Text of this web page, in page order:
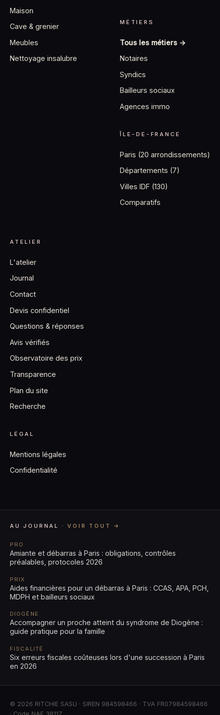
Maison
Cave & grenier
Meubles
Nettoyage insalubre
MÉTIERS
Tous les métiers →
Notaires
Syndics
Bailleurs sociaux
Agences immo
ÎLE-DE-FRANCE
Paris (20 arrondissements)
Départements (7)
Villes IDF (130)
Comparatifs
ATELIER
L'atelier
Journal
Contact
Devis confidentiel
Questions & réponses
Avis vérifiés
Observatoire des prix
Transparence
Plan du site
Recherche
LÉGAL
Mentions légales
Confidentialité
AU JOURNAL ·VOIR TOUT →
PRO
Amiante et débarras à Paris : obligations, contrôles
préalables, protocoles 2026
PRIX
Aides financières pour un débarras à Paris : CCAS, APA, PCH,
MDPH et bailleurs sociaux
DIOGÈNE
Accompagner un proche atteint du syndrome de Diogène :
guide pratique pour la famille
FISCALITÉ
Six erreurs fiscales coûteuses lors d'une succession à Paris
en 2026
© 2026 RITCHIE SASU · SIREN 984598466 · TVA FR07984598466